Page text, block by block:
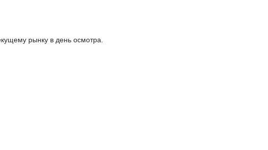
рынку в день осмотра.